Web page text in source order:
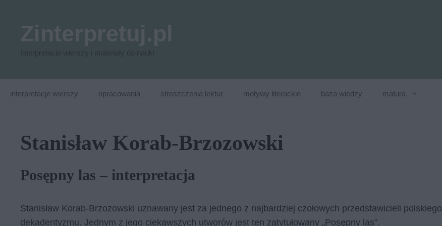
interpretacje wierszy opracowania streszczenia lektur motywy literackie baza wiedzy matura
Stanisław Korab-Brzozowski
Posępny las – interpretacja
Stanisław Korab-Brzozowski uznawany jest za jednego z najbardziej czołowych przedstawicieli polskiego
dekadentyzmu. Jednym z jego ciekawszych utworów jest ten zatytułowany „Posępny las”.